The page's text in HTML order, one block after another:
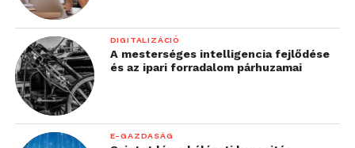
DIGITALIZÁCIÓ
A mesterséges intelligencia fejlődése
és az ipari forradalom párhuzamai
E-GAZDASÁG